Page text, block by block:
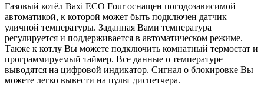
Газовый котёл Baxi ECO Four оснащен погодозависимой
автоматикой, к которой может быть подключен датчик
уличной температуры. Заданная Вами температура
регулируется и поддерживается в автоматическом режиме.
Также к котлу Вы можете подключить комнатный термостат и
программируемый таймер. Все данные о температуре
выводятся на цифровой индикатор. Сигнал о блокировке Вы
можете легко вывести на пульт диспетчера.